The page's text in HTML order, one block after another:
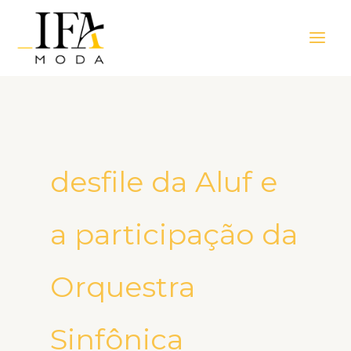
Menu
desfile da Aluf e
a participação da
Orquestra
Sinfônica